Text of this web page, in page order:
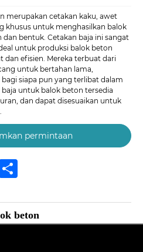
merupakan cetakan kaku, awet
khusus untuk menghasilkan balok
bentuk. Cetakan baja ini sangat
untuk produksi balok beton
dan efisien. Mereka terbuat dari
untuk bertahan lama,
siapa pun yang terlibat dalam
untuk balok beton tersedia
dan dapat disesuaikan untuk
permintaan
beton